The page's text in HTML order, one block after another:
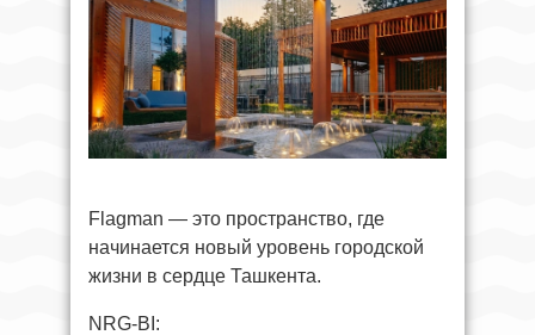
Flagman — это пространство, где
начинается новый уровень городской
жизни в сердце Ташкента.
NRG-BI: